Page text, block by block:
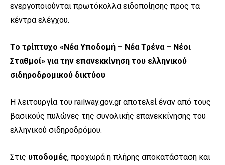
ενεργοποιούνται πρωτόκολλα ειδοποίησης προς τα
κέντρα ελέγχου.
Το τρίπτυχο «Νέα Υποδομή – Νέα Τρένα – Νέοι
Σταθμοί» για την επανεκκίνηση του ελληνικού
σιδηροδρομικού δικτύου
Η λειτουργία του railway.gov.gr αποτελεί έναν από τους
βασικούς πυλώνες της συνολικής επανεκκίνησης του
ελληνικού σιδηροδρόμου.
Στις υποδομές, προχωρά η πλήρης αποκατάσταση και